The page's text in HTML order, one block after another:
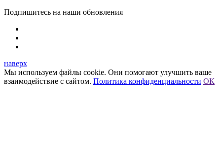
Подпишитесь на наши обновления
наверх
Мы используем файлы cookie. Они помогают улучшить ваше
взаимодействие с сайтом. Политика конфиденциальности ОК